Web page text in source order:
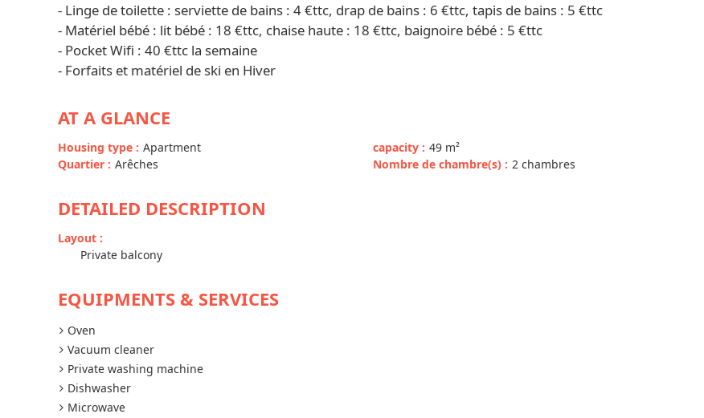
- Linge de toilette : serviette de bains : 4 €ttc, drap de bains : 6 €ttc, tapis de bains : 5 €ttc
- Matériel bébé : lit bébé : 18 €ttc, chaise haute : 18 €ttc, baignoire bébé : 5 €ttc
- Pocket Wifi : 40 €ttc la semaine
- Forfaits et matériel de ski en Hiver
AT A GLANCE
Housing type : Apartment
Quartier : Arêches
capacity : 49 m²
Nombre de chambre(s) : 2 chambres
DETAILED DESCRIPTION
Layout :
Private balcony
EQUIPMENTS & SERVICES
Oven
Vacuum cleaner
Private washing machine
Dishwasher
Microwave